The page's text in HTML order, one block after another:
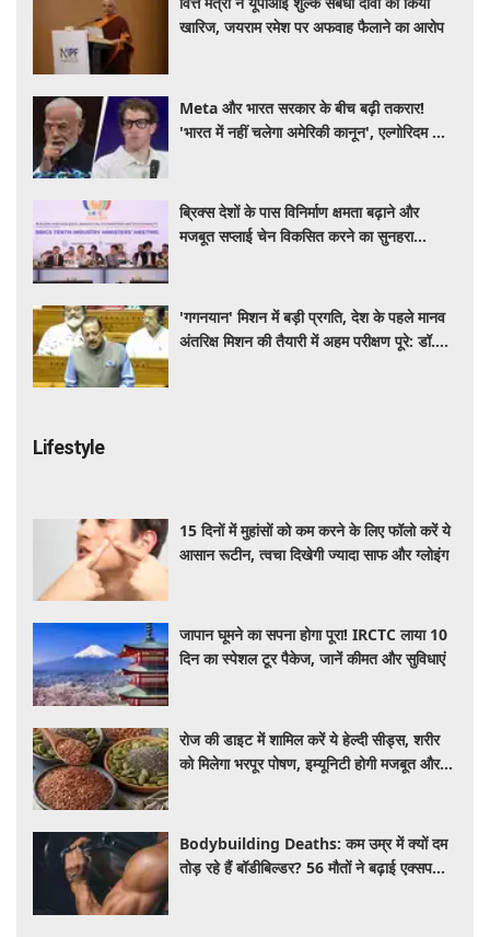
खारिज, जयराम रमेश पर अफवाह फैलाने का आरोप
Meta और भारत सरकार के बीच बढ़ी तकरार!
'भारत में नहीं चलेगा अमेरिकी कानून', एल्गोरिदम को
ब्रिक्स देशों के पास विनिर्माण क्षमता बढ़ाने और
मजबूत सप्लाई चेन विकसित करने का सुनहरा
'गगनयान' मिशन में बड़ी प्रगति, देश के पहले मानव
अंतरिक्ष मिशन की तैयारी में अहम परीक्षण पूरे: डॉ.
Lifestyle
15 दिनों में मुहांसों को कम करने के लिए फॉलो करें ये
आसान रूटीन, त्वचा दिखेगी ज्यादा साफ और ग्लोइंग
जापान घूमने का सपना होगा पूरा! IRCTC लाया 10
दिन का स्पेशल टूर पैकेज, जानें कीमत और सुविधाएं
रोज की डाइट में शामिल करें ये हेल्दी सीड्स, शरीर
को मिलेगा भरपूर पोषण, इम्यूनिटी होगी मजबूत और
Bodybuilding Deaths: कम उम्र में क्यों दम
तोड़ रहे हैं बॉडीबिल्डर? 56 मौतों ने बढ़ाई एक्सपर्ट्स